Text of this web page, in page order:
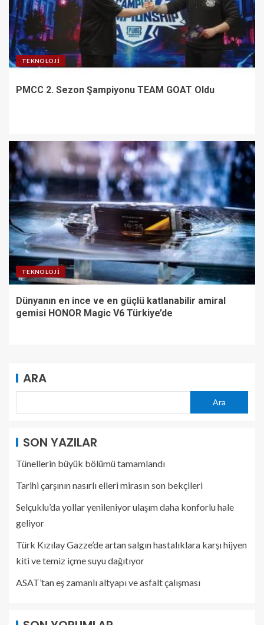
TEKNOLOJI
PMCC 2. Sezon Şampiyonu TEAM GOAT Oldu
TEKNOLOJI
Dünyanın en ince ve en güçlü katlanabilir amiral
gemisi HONOR Magic V6 Türkiye’de
ARA
Ara
SON YAZILAR
Tünellerin büyük bölümü tamamlandı
Tarihi çarşının nasırlı elleri mirasın son bekçileri
Selçuklu’da yollar yenileniyor ulaşım daha konforlu hale
geliyor
Türk Kızılay Gazze’de artan salgın hastalıklara karşı hijyen
kiti ve temiz içme suyu dağıtıyor
ASAT’tan eş zamanlı altyapı ve asfalt çalışması